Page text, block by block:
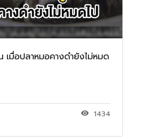
เมื่อปลาหมอคางดำยังไม่หมด
1434